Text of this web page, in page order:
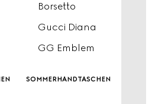
Borsetto
Gucci Diana
GG Emblem
sommerhandtaschen